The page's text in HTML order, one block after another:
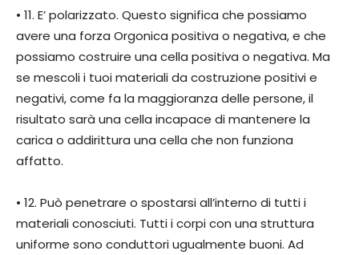
• 11. E’ polarizzato. Questo significa che possiamo
avere una forza Orgonica positiva o negativa, e che
possiamo costruire una cella positiva o negativa. Ma
se mescoli i tuoi materiali da costruzione positivi e
negativi, come fa la maggioranza delle persone, il
risultato sarà una cella incapace di mantenere la
carica o addirittura una cella che non funziona
affatto.
• 12. Può penetrare o spostarsi all’interno di tutti i
materiali conosciuti. Tutti i corpi con una struttura
uniforme sono conduttori ugualmente buoni. Ad